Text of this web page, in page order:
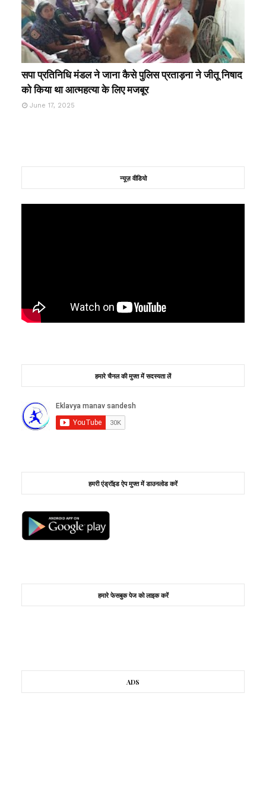
सपा प्रतिनिधि मंडल ने जाना कैसे पुलिस प्रताड़ना ने जीतू निषाद
को किया था आत्महत्या के लिए मजबूर
June 17, 2025
न्यूज़ वीडियो
हमारे चैनल की मुफ्त में सदस्यता लें
हमरी एंड्रॉइड ऐप मुफ्त में डाउनलोड करें
हमारे फेसबुक पेज को लाइक करें
ADS